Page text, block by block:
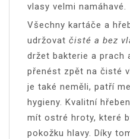
vlasy velmi namáhavé.
Všechny kartáče a
udržovat čisté a bez
držet bakterie a prach
přenést zpět na čisté
je také neměli, patří
hygieny. Kvalitní
mít ostré hroty, které
pokožku hlavy. Díky